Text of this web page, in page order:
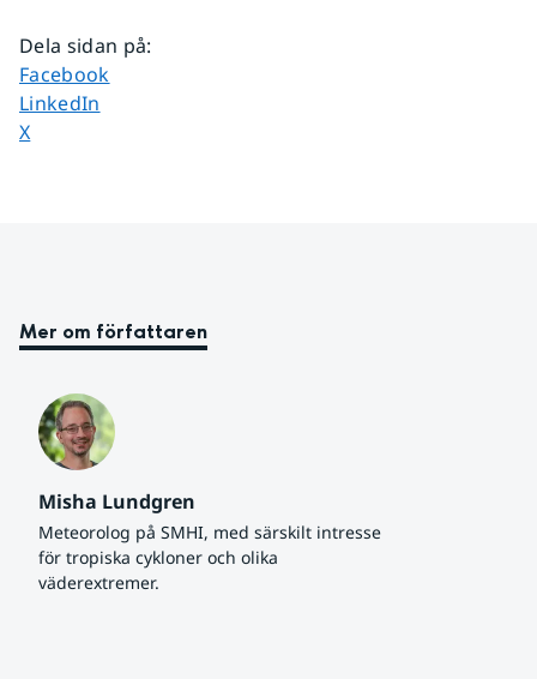
Dela sidan på:
Dela sidan på
Facebook
Dela sidan på
LinkedIn
Dela sidan på
X
Mer om författaren
Misha Lundgren
Meteorolog på SMHI, med särskilt intresse
för tropiska cykloner och olika
väderextremer.